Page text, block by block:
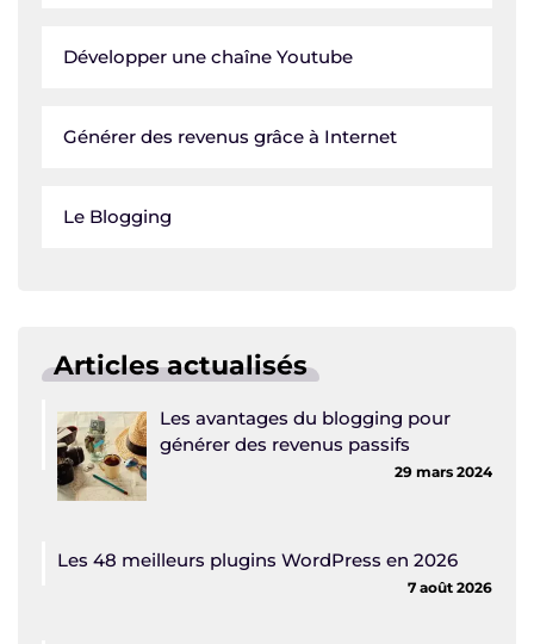
Développer une chaîne Youtube
Générer des revenus grâce à Internet
Le Blogging
Articles actualisés
Les avantages du blogging pour
générer des revenus passifs
29 mars 2024
Les 48 meilleurs plugins WordPress en 2026
7 août 2026